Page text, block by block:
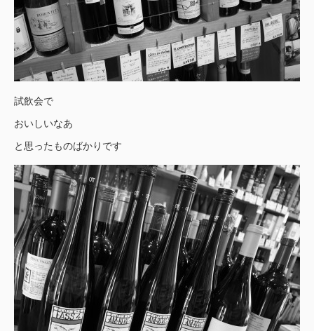
試飲会で
おいしいなあ
と思ったものばかりです